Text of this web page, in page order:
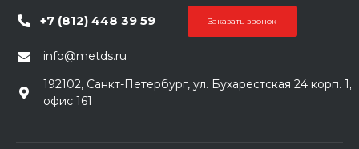
+7 (812) 448 39 59 Заказать звонок
info@metds.ru
192102, Санкт-Петербург, ул. Бухарестская 24 корп. 1,
офис 161